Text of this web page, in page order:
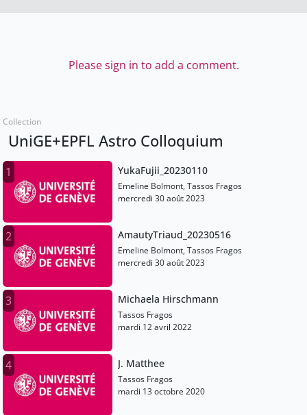
Please sign in to add a comment.
Collection
UniGE+EPFL Astro Colloquium
1 YukaFujii_20230110
Emeline Bolmont, Tassos Fragos
mercredi 30 août 2023
2 AmautyTriaud_20230516
Emeline Bolmont, Tassos Fragos
mercredi 30 août 2023
3 Michaela Hirschmann
Tassos Fragos
mardi 12 avril 2022
4 J. Matthee
Tassos Fragos
mardi 13 octobre 2020